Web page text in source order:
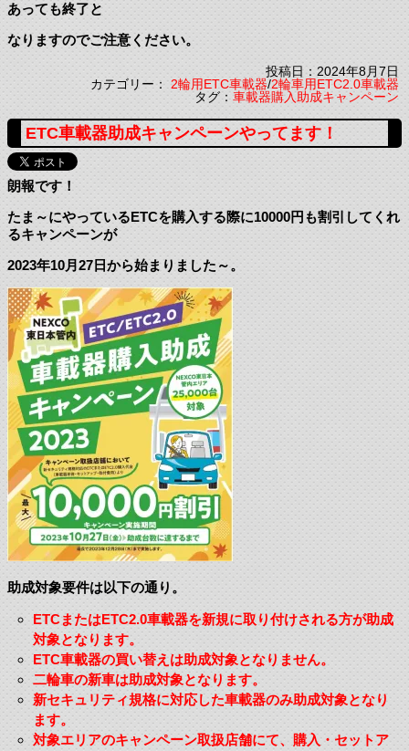
あっても終了と
なりますのでご注意ください。
投稿日：2024年8月7日
カテゴリー：2輪用ETC車載器/2輪車用ETC2.0車載器
タグ：車載器購入助成キャンペーン
ETC車載器助成キャンペーンやってます！
朗報です！
たま～にやっているETCを購入する際に10000円も割引してくれ
るキャンペーンが
2023年10月27日から始まりました～。
助成対象要件は以下の通り。
ETCまたはETC2.0車載器を新規に取り付けされる方が助成
対象となります。
ETC車載器の買い替えは助成対象となりません。
二輪車の新車は助成対象となります。
新セキュリティ規格に対応した車載器のみ助成対象となり
ます。
対象エリアのキャンペーン取扱店舗にて、購入・セットア